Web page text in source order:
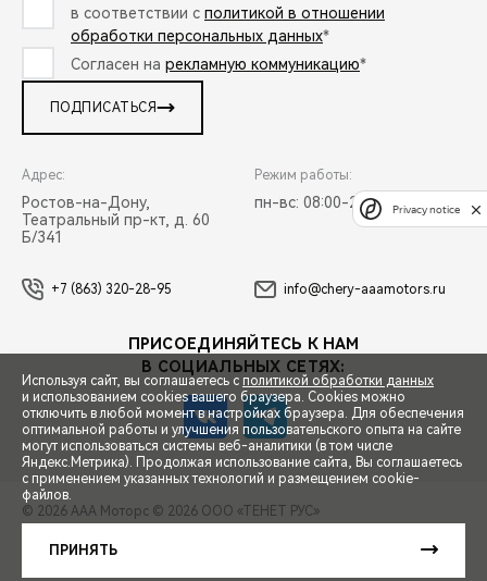
СПЕЦПРЕДЛОЖЕНИЯ
ЗАПИСЬ НА ТЕСТ-ДРАЙВ
в соответствии с политикой в отношении
обработки персональных данных*
Согласен на рекламную коммуникацию*
ПОДПИСАТЬСЯ
Адрес:
Ростов-на-Дону,
Театральный пр-кт, д. 60
Б/341
Режим работы:
пн-вс: 08:00-21:00
+7 (863) 320-28-95 info@chery-aaamotors.ru
ПРИСОЕДИНЯЙТЕСЬ К НАМ
В СОЦИАЛЬНЫХ СЕТЯХ:
© 2026 ААА Моторс © 2026 ООО «ТЕНЕТ РУС»
Сделано в ПЕРКС
Используя сайт, вы соглашаетесь с политикой обработки данных
и использованием cookies вашего браузера. Cookies можно
отключить в любой момент в настройках браузера. Для обеспечения
оптимальной работы и улучшения пользовательского опыта на сайте
могут использоваться системы веб-аналитики (в том числе
Яндекс.Метрика). Продолжая использование сайта, Вы соглашаетесь
с применением указанных технологий и размещением cookie-
файлов.
ПРИНЯТЬ
Privacy notice